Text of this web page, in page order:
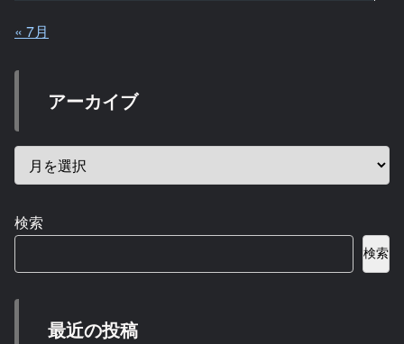
« 7月
アーカイブ
検索
検索
最近の投稿